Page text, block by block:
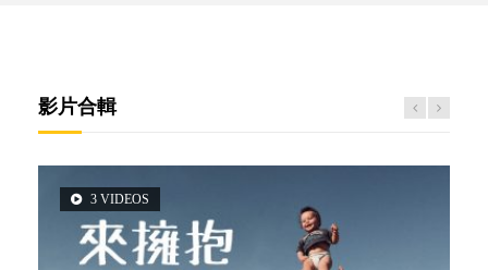
影片合輯
3 VIDEOS
5 VIDEOS
2 VIDEOS
6 VIDEOS
6 VIDEOS